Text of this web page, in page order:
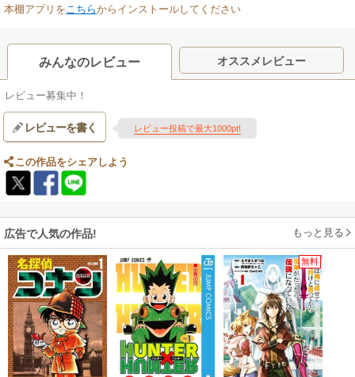
本棚アプリを こちらからインストールしてください
みんなのレビュー オススメレビュー
レビュー募集中！
レビューを書く レビュー投稿で最大1000pt!
この作品をシェアしよう
広告で人気の作品! もっと見る
無料